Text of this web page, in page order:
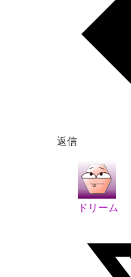
返信
ドリーム